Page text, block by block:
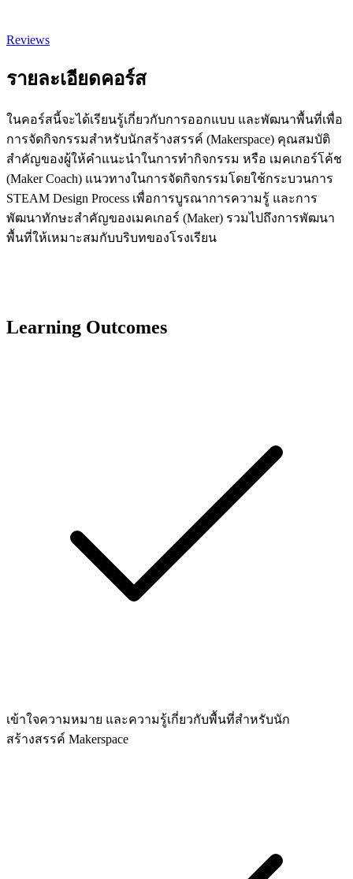
Reviews
รายละเอียดคอร์ส
ในคอร์สนี้จะได้เรียนรู้เกี่ยวกับการออกแบบ และพัฒนาพื้นที่เพื่อ
การจัดกิจกรรมสำหรับนักสร้างสรรค์ (Makerspace) คุณสมบัติ
สำคัญของผู้ให้คำแนะนำในการทำกิจกรรม หรือ เมคเกอร์โค้ช
(Maker Coach) แนวทางในการจัดกิจกรรมโดยใช้กระบวนการ
STEAM Design Process เพื่อการบูรณาการความรู้ และการ
พัฒนาทักษะสำคัญของเมคเกอร์ (Maker) รวมไปถึงการพัฒนา
พื้นที่ให้เหมาะสมกับบริบทของโรงเรียน
Learning Outcomes
เข้าใจความหมาย และความรู้เกี่ยวกับพื้นที่สำหรับนัก
สร้างสรรค์ Makerspace